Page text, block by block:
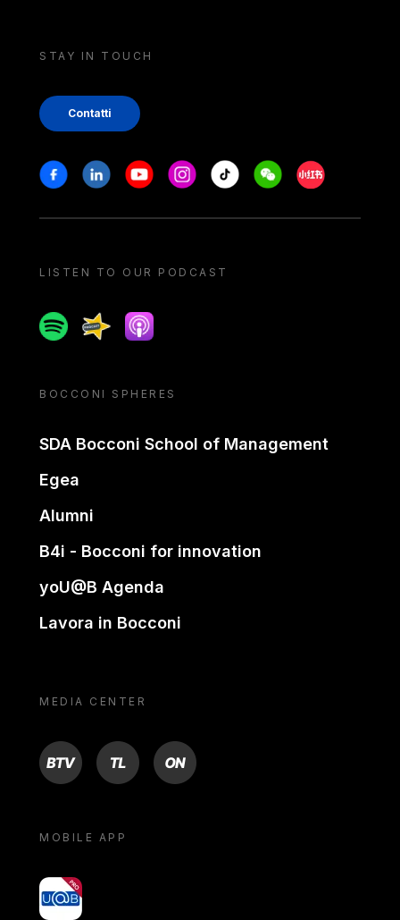
STAY IN TOUCH
Contatti
Stay in touch
FacebookLinkedinYoutubeInstagram
Tiktok WeechatXiaohongshu/
LISTEN TO OUR PODCAST
SpotifySpreakerApple podcast
BOCCONI SPHERES
SDA Bocconi School of Management
Egea
Alumni
B4i - Bocconi for innovation
yoU@B Agenda
Lavora in Bocconi
MEDIA CENTER
BTV TL ON
MOBILE APP
yoU@B